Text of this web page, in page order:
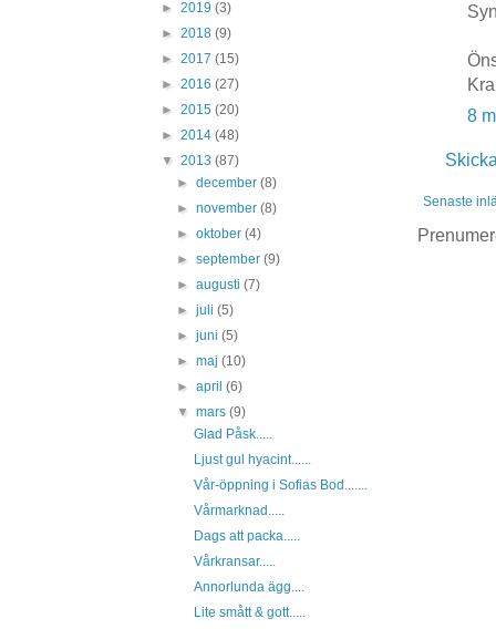
8
Senaste
► 2019 (3)
► 2018 (9)
► 2017 (15)
► 2016 (27)
► 2015 (20)
► 2014 (48)
▼ 2013 (87)
►december(8)
►november(8)
►oktober(4)
►september(9)
►augusti(7)
►juli(5)
►juni(5)
►maj(10)
►april(6)
▼mars(9)
Glad Påsk.....
Ljust gul hyacint......
Vår-öppning i Sofias Bod.......
Vårmarknad.....
Dags att packa.....
Vårkransar.....
Annorlunda ägg....
Lite smått & gott.....